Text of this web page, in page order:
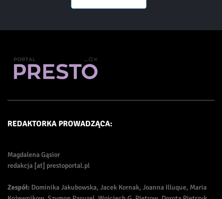
REDAKTORKA PROWADZĄCA:
Magdalena Gąsior
redakcja [at] prestoportal.pl
Zespół: Dominika Jakubowska, Jacek Kornak, Joanna Illuque, Maria